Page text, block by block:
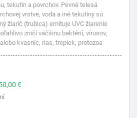
tekutín a povrchov. Pevné telesá
vrstve, voda a iné tekutiny sú
žiarič (trubica) emituje UVC žiarenie
zničí väčšinu baktérií, vírusov,
kvasníc, rias, trepiek, protozoa
€